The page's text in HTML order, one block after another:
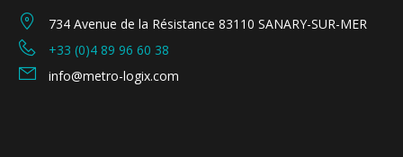
734 Avenue de la Résistance 83110 SANARY-SUR-MER
+33 (0)4 89 96 60 38
info@metro-logix.com